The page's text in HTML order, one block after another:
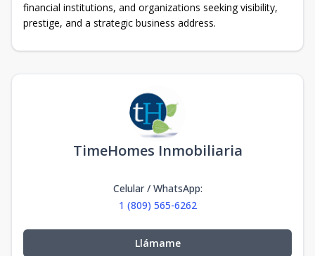
financial institutions, and organizations seeking visibility,
prestige, and a strategic business address.
TimeHomes Inmobiliaria
Celular / WhatsApp:
1 (809) 565-6262
Llámame